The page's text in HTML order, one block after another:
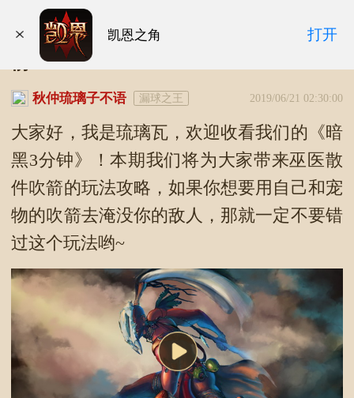
凯恩之角 打开
暗黑“3”分钟第二十六期：巫医散件吹
秋仲琉璃子不语 漏球之王 2019/06/21 02:30:00
大家好，我是琉璃瓦，欢迎收看我们的《暗
黑3分钟》！本期我们将为大家带来巫医散
件吹箭的玩法攻略，如果你想要用自己和宠
物的吹箭去淹没你的敌人，那就一定不要错
过这个玩法哟~